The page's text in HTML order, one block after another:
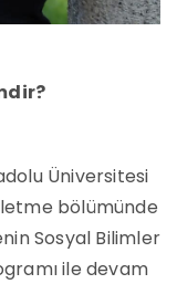
Üniversitesi
bölümünde
Sosyal Bilimler
ile devam